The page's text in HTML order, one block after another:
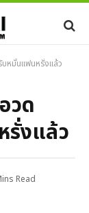
บหมั้นแฟนหรั่งแล้ว
วด
รั่งแล้ว
Read